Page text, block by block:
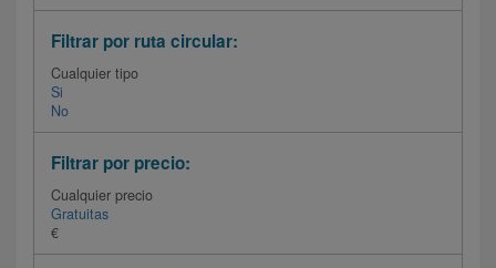
Filtrar por ruta circular:
Cualquier tipo
Si
No
Filtrar por precio:
Cualquier precio
Gratuitas
€